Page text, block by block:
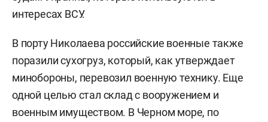
интересах ВСУ.
В порту Николаева российские военные также
поразили сухогруз, который, как утверждает
минобороны, перевозил военную технику. Еще
одной целью стал склад с вооружением и
военным имуществом. В Черном море, по